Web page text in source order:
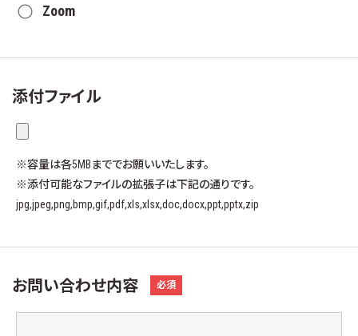
Zoom
添付ファイル
※容量は各5MBまででお願いいたします。
※添付可能なファイルの拡張子は下記の通りです。
jpg,jpeg,png,bmp,gif,pdf,xls,xlsx,doc,docx,ppt,pptx,zip
お問い合わせ内容 必須